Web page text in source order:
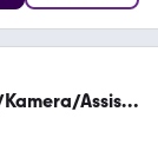
Assist/